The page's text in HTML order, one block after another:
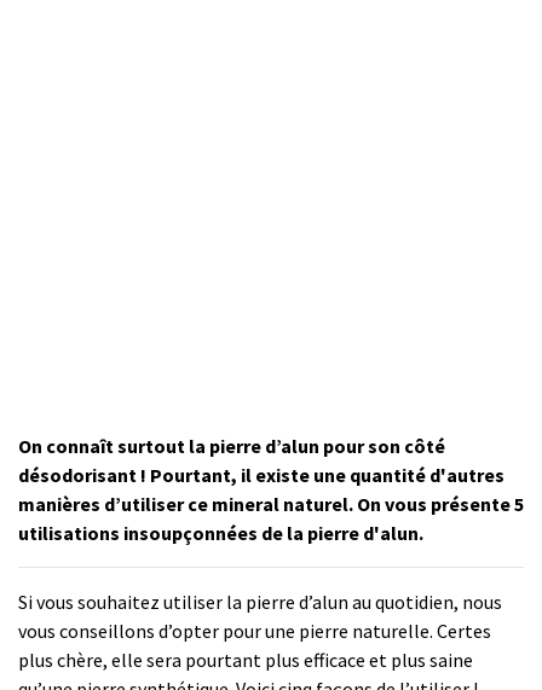
On connaît surtout la pierre d’alun pour son côté
désodorisant ! Pourtant, il existe une quantité d'autres
manières d’utiliser ce mineral naturel. On vous présente 5
utilisations insoupçonnées de la pierre d'alun.
Si vous souhaitez utiliser la pierre d’alun au quotidien, nous
vous conseillons d’opter pour une pierre naturelle. Certes
plus chère, elle sera pourtant plus efficace et plus saine